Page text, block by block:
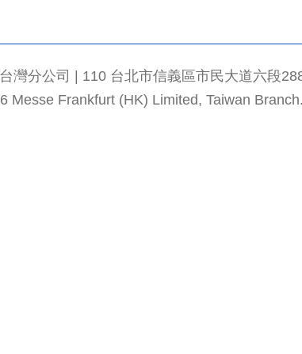
灣分公司 | 110 台北市信義區市民大道六段
Messe Frankfurt (HK) Limited, Taiwan